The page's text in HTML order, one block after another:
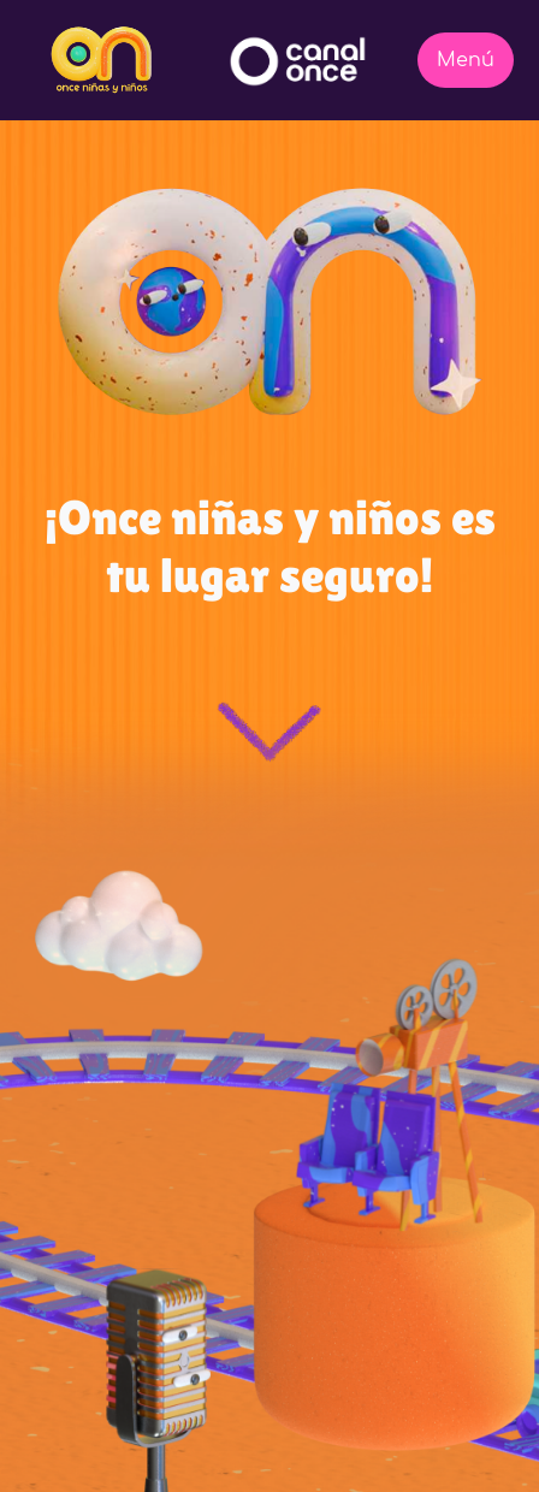
¡Once niñas y niños es
tu lugar seguro!